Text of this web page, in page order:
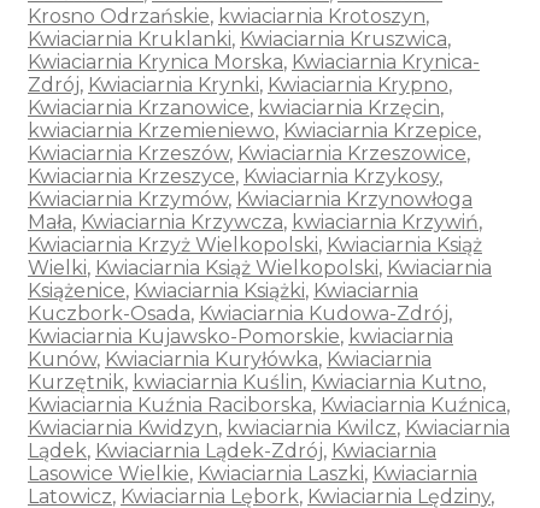
Krosno Odrzańskie, kwiaciarnia Krotoszyn,
Kwiaciarnia Kruklanki, Kwiaciarnia Kruszwica,
Kwiaciarnia Krynica Morska, Kwiaciarnia Krynica-
Zdrój, Kwiaciarnia Krynki, Kwiaciarnia Krypno,
Kwiaciarnia Krzanowice, kwiaciarnia Krzęcin,
kwiaciarnia Krzemieniewo, Kwiaciarnia Krzepice,
Kwiaciarnia Krzeszów, Kwiaciarnia Krzeszowice,
Kwiaciarnia Krzeszyce, Kwiaciarnia Krzykosy,
Kwiaciarnia Krzymów, Kwiaciarnia Krzynowłoga
Mała, Kwiaciarnia Krzywcza, kwiaciarnia Krzywiń,
Kwiaciarnia Krzyż Wielkopolski, Kwiaciarnia Książ
Wielki, Kwiaciarnia Książ Wielkopolski, Kwiaciarnia
Książenice, Kwiaciarnia Książki, Kwiaciarnia
Kuczbork-Osada, Kwiaciarnia Kudowa-Zdrój,
Kwiaciarnia Kujawsko-Pomorskie, kwiaciarnia
Kunów, Kwiaciarnia Kuryłówka, Kwiaciarnia
Kurzętnik, kwiaciarnia Kuślin, Kwiaciarnia Kutno,
Kwiaciarnia Kuźnia Raciborska, Kwiaciarnia Kuźnica,
Kwiaciarnia Kwidzyn, kwiaciarnia Kwilcz, Kwiaciarnia
Lądek, Kwiaciarnia Lądek-Zdrój, Kwiaciarnia
Lasowice Wielkie, Kwiaciarnia Laszki, Kwiaciarnia
Latowicz, Kwiaciarnia Lębork, Kwiaciarnia Lędziny,